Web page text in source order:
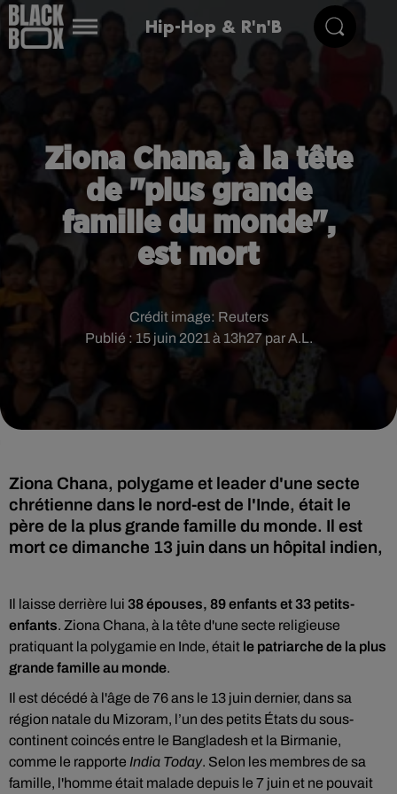
Hip-Hop & R'n'B
Ziona Chana, à la tête
de "plus grande
famille du monde",
est mort
Publié : 15 juin 2021 à 13h27 par A.L.
Crédit image: Reuters
Ziona Chana, polygame et leader d'une secte
chrétienne dans le nord-est de l'Inde, était le
père de la plus grande famille du monde. Il est
mort ce dimanche 13 juin dans un hôpital indien,
Il laisse derrière lui 38 épouses, 89 enfants et 33 petits-
enfants. Ziona Chana, à la tête d'une secte religieuse
pratiquant la polygamie en Inde, était le patriarche de la plus
grande famille au monde.
Il est décédé à l'âge de 76 ans le 13 juin dernier, dans sa
région natale du Mizoram, l’un des petits États du sous-
continent coincés entre le Bangladesh et la Birmanie,
comme le rapporte India Today. Selon les membres de sa
famille, l'homme était malade depuis le 7 juin et ne pouvait